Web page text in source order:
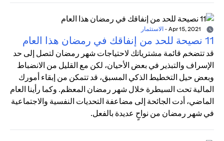
- الاستثمار
11 نصيحة للحد من إنفاقك في رمضان هذا العام
قد تتضخم قائمة مشترياتك لاحتياجات شهر رمضان لتصل إلى حد
الإسراف والتبذير في بعض الأحيان، لكن مع القليل من الانضباط
وبعض حيل التخطيط الذكي المسبق، قد تتمكن من إبقاء أمورك
المالية تحت السيطرة خلال شهر رمضان المعظم. وكما رأينا العام
الماضي، أدت الجائحة إلى مضاعفة التحديات النفسية والاجتماعية
في شهر رمضان من نواحٍ عديدة بالفعل.